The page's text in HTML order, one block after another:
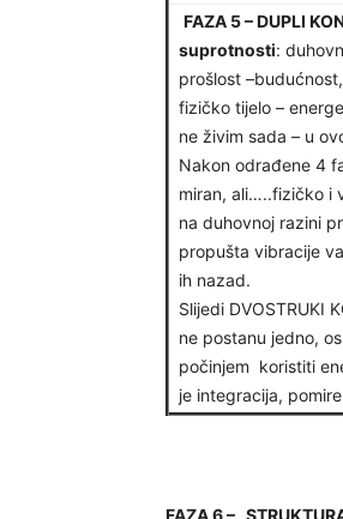
FAZA 5 – DUPLI
suprotnosti:
prošlost
fizičko tijelo –
ne živim sada – u
Nakon odrađene 4
miran, ali…..fizičko i
na duhovnoj razini
propušta vibracije
ih nazad.
Slijedi DVOSTRUKI
ne postanu jedno,
počinjem koristiti
je integracija,
FAZA 6 –